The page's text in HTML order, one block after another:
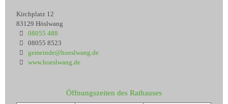
Kirchplatz 12
83129 Höslwang
08055 488
08055 8523
gemeinde@hoeslwang.de
www.hoeslwang.de
Öffnungszeiten des Rathauses